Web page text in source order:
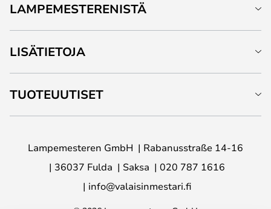
LAMPEMESTERENISTÄ
LISÄTIETOJA
TUOTEUUTISET
Lampemesteren GmbH
Rabanusstraße 14-16
36037 Fulda
Saksa
020 787 1616
info@valaisinmestari.fi